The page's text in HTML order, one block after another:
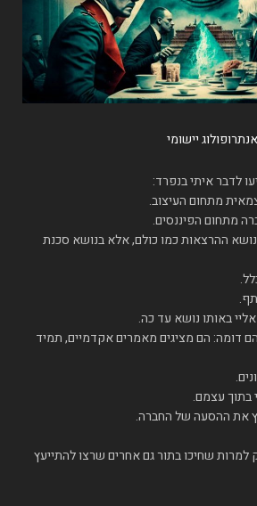
יישומי
לדבר איתי בנפרד:
ההרצאות כמו כולם, אלא בנושא סכנת
באותו נושא עד כה.
דומה: הם מציגים מאמרים אקדמיים, תמיד
בתוך עצמם.
את ההסעה של החברה.
שחיכו בתור גם אחרים שרצו להתייעץ